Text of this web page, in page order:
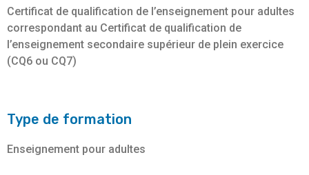
Certificat de qualification de l’enseignement pour adultes
correspondant au Certificat de qualification de
l’enseignement secondaire supérieur de plein exercice
(CQ6 ou CQ7)
Type de formation
Enseignement pour adultes